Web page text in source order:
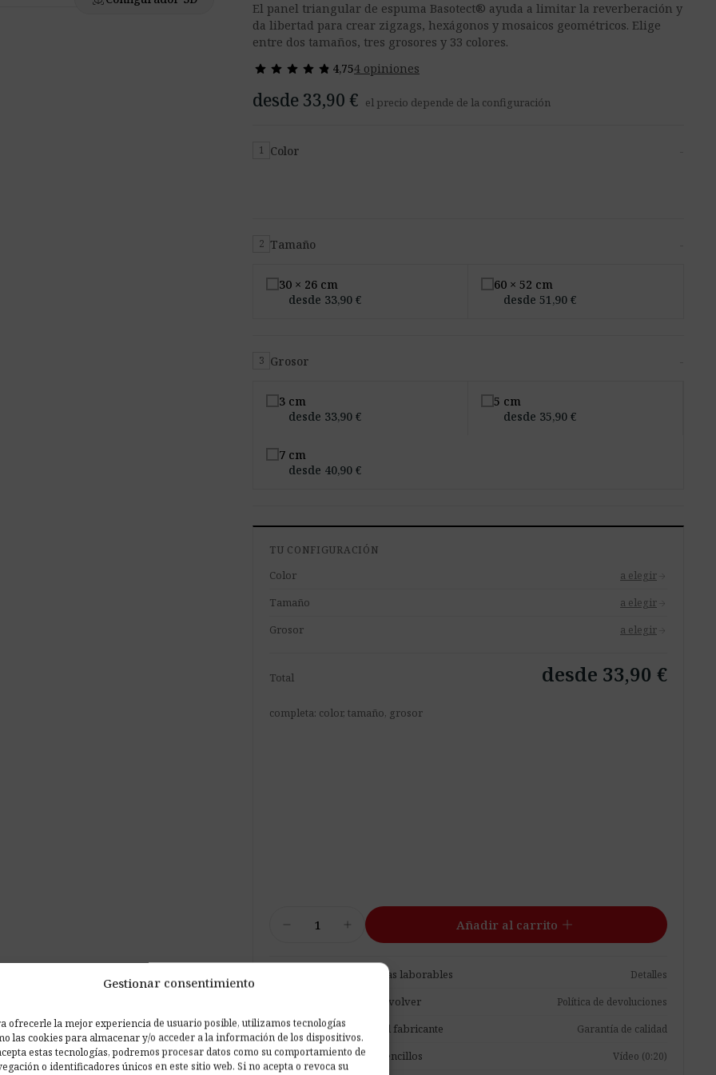
Gestionar consentimiento
ofrecerle la mejor experiencia de usuario posible, utilizamos tecnologías
las cookies para almacenar y/o acceder a la información de los dispositivos.
estas tecnologías, podremos procesar datos como su comportamiento de
o identificadores únicos en este sitio web. Si no acepta o revoca su
El panel triangular de espuma Basotect® ayuda a limitar la reverberación y
da libertad para crear zigzags, hexágonos y mosaicos geométricos. Elige
entre dos tamaños, tres grosores y 33 colores.
star star star star star
star star star star star 4,754 opiniones
desde 33,90 € el precio depende de la configuración
1 Color
2 Tamaño
30 × 26 cm
desde 33,90 €
60 × 52 cm
desde 51,90 €
3 Grosor
3 cm
desde 33,90 €
5 cm
desde 35,90 €
7 cm
desde 40,90 €
TU CONFIGURACIÓN
Color a elegir arrow_forward
Tamaño a elegir arrow_forward
Grosor a elegir arrow_forward
Total desde 33,90 €
completa: color, tamaño, grosor
Triangle
add Añadir al carrito add
Envío gratis en 2-7 días laborables Detalles
Hasta 14 días para devolver Política de devoluciones
verified_user3 años de garantía del fabricante Garantía de calidad
constructionMontaje en 3 pasos sencillos Vídeo (0:20)